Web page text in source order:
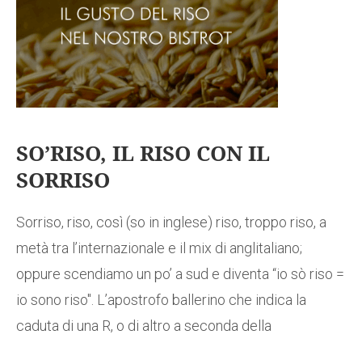
SO’RISO, IL RISO CON IL
SORRISO
Sorriso, riso, così (so in inglese) riso, troppo riso, a
metà tra l’internazionale e il mix di anglitaliano;
oppure scendiamo un po’ a sud e diventa “io sò riso =
io sono riso". L’apostrofo ballerino che indica la
caduta di una R, o di altro a seconda della